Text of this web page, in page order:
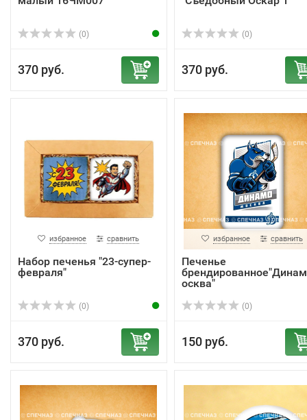
(0)
370 руб.
(0)
370 руб.
избранное сравнить
Набор печенья "23-супер-
февраля"
(0)
370 руб.
избранное сравнить
Печенье
осква"
(0)
150 руб.